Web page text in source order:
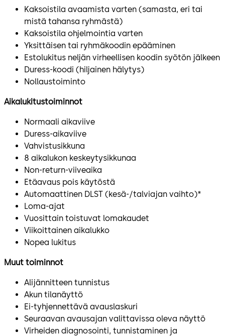
Kaksoistila avaamista varten (samasta, eri tai
mistä tahansa ryhmästä)
Kaksoistila ohjelmointia varten
Yksittäisen tai ryhmäkoodin epääminen
Estolukitus neljän virheellisen koodin syötön jälkeen
Duress-koodi (hiljainen hälytys)
Nollaustoiminto
Aikalukitustoiminnot
Normaali aikaviive
Duress-aikaviive
Vahvistusikkuna
8 aikalukon keskeytysikkunaa
Non-return-viiveaika
Etäavaus pois käytöstä
Automaattinen DLST (kesä-/talviajan vaihto)*
Loma-ajat
Vuosittain toistuvat lomakaudet
Viikoittainen aikalukko
Nopea lukitus
Muut toiminnot
Alijännitteen tunnistus
Akun tilanäyttö
Ei-tyhjennettävä avauslaskuri
Seuraavan avausajan valittavissa oleva näyttö
Virheiden diagnosointi, tunnistaminen ja